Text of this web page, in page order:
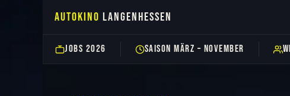
Autokino Langenhessen
JOBS 2026 SAISON MÄRZ – NOVEMBER